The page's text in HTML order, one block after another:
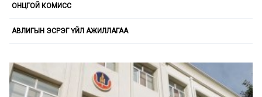
ОНЦГОЙ КОМИСС
АВЛИГЫН ЭСРЭГ ҮЙЛ АЖИЛЛАГАА